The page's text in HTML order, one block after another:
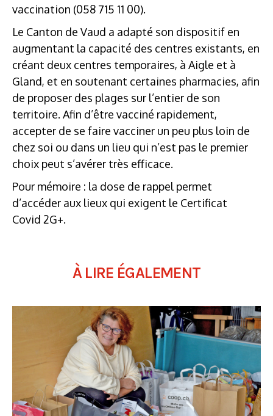
vaccination (058 715 11 00).
Le Canton de Vaud a adapté son dispositif en
augmentant la capacité des centres existants, en
créant deux centres temporaires, à Aigle et à
Gland, et en soutenant certaines pharmacies, afin
de proposer des plages sur l’entier de son
territoire. Afin d’être vacciné rapidement,
accepter de se faire vacciner un peu plus loin de
chez soi ou dans un lieu qui n’est pas le premier
choix peut s’avérer très efficace.
Pour mémoire : la dose de rappel permet
d’accéder aux lieux qui exigent le Certificat
Covid 2G+.
À LIRE ÉGALEMENT